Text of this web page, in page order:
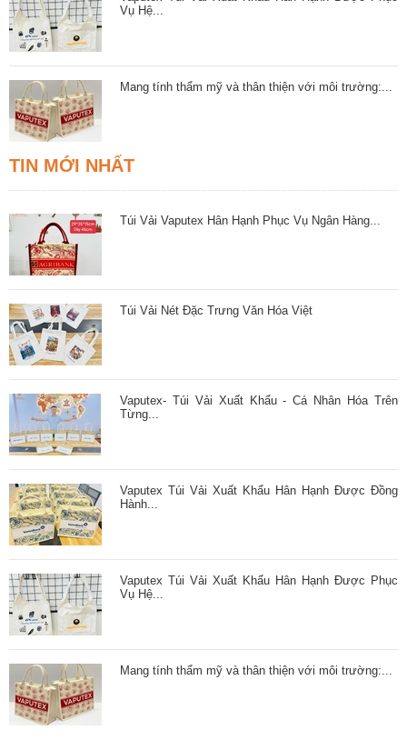
Vụ Hệ...
Mang tính thẩm mỹ và thân thiện với môi trường:...
TIN MỚI NHẤT
Túi Vải Vaputex Hân Hạnh Phục Vụ Ngân Hàng...
Túi Vải Nét Đặc Trưng Văn Hóa Việt
Vaputex- Túi Vải Xuất Khẩu - Cá Nhân Hóa Trên
Từng...
Vaputex Túi Vải Xuất Khẩu Hân Hạnh Được Đồng
Hành...
Vaputex Túi Vải Xuất Khẩu Hân Hạnh Được Phục
Vụ Hệ...
Mang tính thẩm mỹ và thân thiện với môi trường:...